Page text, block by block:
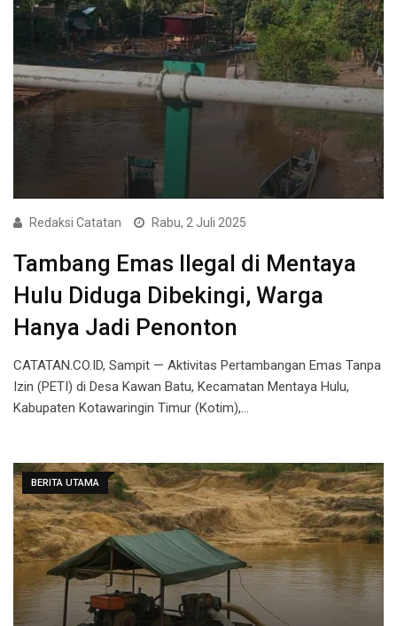
Redaksi Catatan Rabu, 2 Juli 2025
Tambang Emas Ilegal di Mentaya
Hulu Diduga Dibekingi, Warga
Hanya Jadi Penonton
CATATAN.CO.ID, Sampit — Aktivitas Pertambangan Emas Tanpa
Izin (PETI) di Desa Kawan Batu, Kecamatan Mentaya Hulu,
Kabupaten Kotawaringin Timur (Kotim),…
BERITA UTAMA